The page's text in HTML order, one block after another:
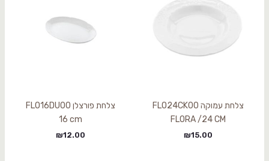
צלחת עמוקה FLO24CK00
FLORA /24 CM
₪15.00
צלחת פורצלן FLO16DU00
16 cm
₪12.00